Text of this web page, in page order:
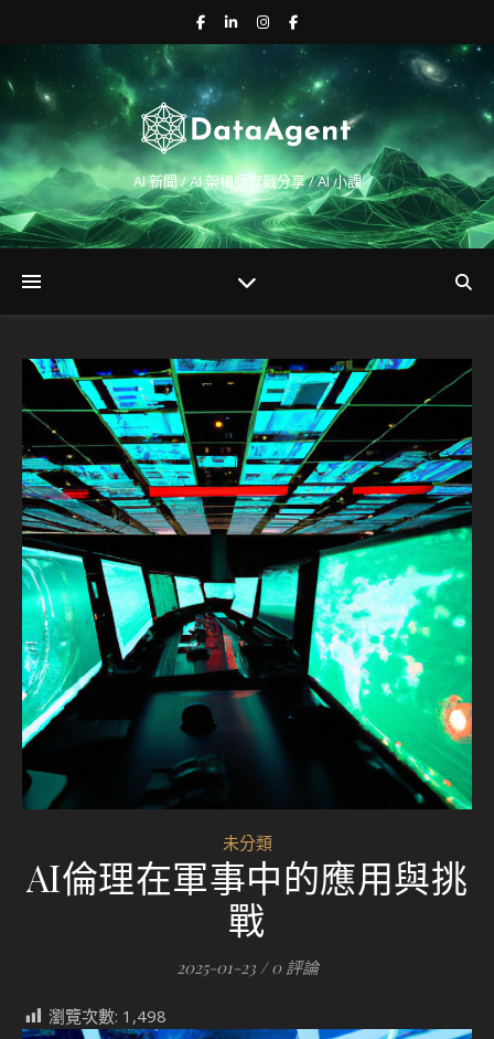
AI 新聞 / AI 架構師實戰分享 / AI 小課
未分類
AI倫理在軍事中的應用與挑
戰
2025-01-23 / 0 評論
瀏覽次數: 1,498